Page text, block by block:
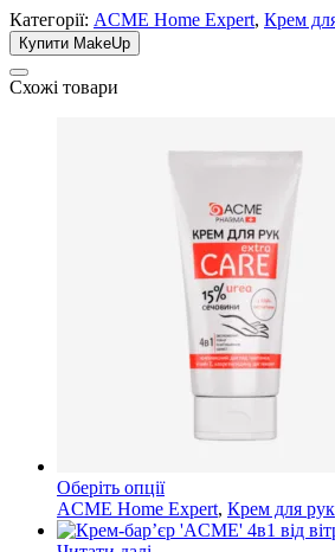
Категорії: ACME Home Expert, Крем
Купити MakeUp
Схожі товари
Оберіть опції
ACME Home Expert, Крем для рук